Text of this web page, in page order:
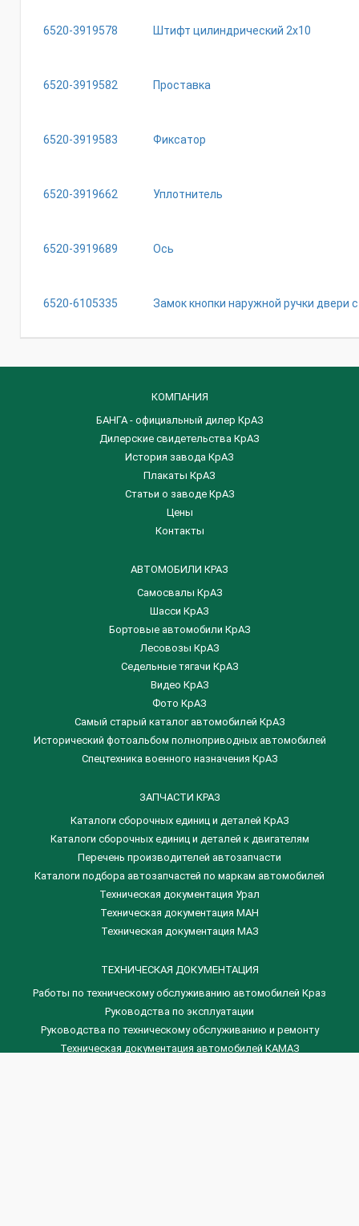
6520-3919578 Штифт цилиндрический 2х10
6520-3919582 Проставка
6520-3919583 Фиксатор
6520-3919662 Уплотнитель
6520-3919689 Ось
6520-6105335 Замок кнопки наружной ручки двери
КОМПАНИЯ
БАНГА - официальный дилер КрАЗ
Дилерские свидетельства КрАЗ
История завода КрАЗ
Плакаты КрАЗ
Статьи о заводе КрАЗ
Цены
Контакты
АВТОМОБИЛИ КРАЗ
Самосвалы КрАЗ
Шасси КрАЗ
Бортовые автомобили КрАЗ
Лесовозы КрАЗ
Седельные тягачи КрАЗ
Видео КрАЗ
Фото КрАЗ
Самый старый каталог автомобилей КрАЗ
Исторический фотоальбом полноприводных автомобилей
Спецтехника военного назначения КрАЗ
ЗАПЧАСТИ КРАЗ
Каталоги сборочных единиц и деталей КрАЗ
​Каталоги сборочных единиц и деталей к двигателям
Перечень производителей автозапчасти
Каталоги подбора автозапчастей по маркам автомобилей
Техническая документация Урал
Техническая документация МАН
Техническая документация МАЗ
ТЕХНИЧЕСКАЯ ДОКУМЕНТАЦИЯ
Работы по техническому обслуживанию автомобилей Краз
Руководства по эксплуатации
Руководства по техническому обслуживанию и ремонту
Техническая документация автомобилей КАМАЗ